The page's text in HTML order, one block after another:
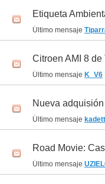
Etiqueta
Último mensaje
Citroen AMI 8
Último mensaje K_V6
Nueva
Último mensaje
Road Movie:
Último mensaje